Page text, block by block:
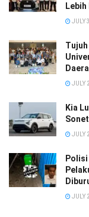
JULY
JULY
Kia
JULY
JULY